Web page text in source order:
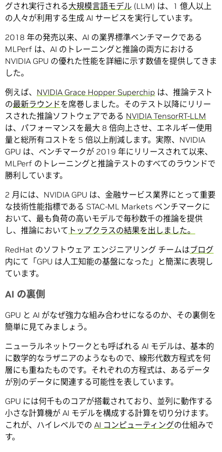
グされ実行される大規模言語モデル (LLM) は、1 億人以上
の人々が利用する生成 AI サービスを実行しています。
2018 年の発売以来、AI の業界標準ベンチマークである
MLPerf は、AI のトレーニングと推論の両方における
NVIDIA GPU の優れた性能を詳細に示す数値を提供してきま
した。
例えば、 NVIDIA Grace Hopper Superchip は、推論テスト
の最新ラウンドを席巻しました。そのテスト以降にリリー
スされた推論ソフトウェアである NVIDIA TensorRT-LLM
は、パフォーマンスを最大 8 倍向上させ、エネルギー使用
量と総所有コストを 5 倍以上削減します。実際、NVIDIA
GPU は、ベンチマークが 2019 年にリリースされて以来、
MLPerf のトレーニングと推論テストのすべてのラウンドで
勝利しています。
2 月には、NVIDIA GPU は、金融サービス業界にとって重要
な技術性能指標である STAC-ML Markets ベンチマークに
おいて、最も負荷の高いモデルで毎秒数千の推論を提供
し、推論において トップクラスの結果を出しました。
RedHat のソフトウェア エンジニアリング チームはブログ
内にて「GPU は人工知能の基盤になった」と簡潔に表現し
ています。
AI の裏側
GPU と AI がなぜ強力な組み合わせになるのか、その裏側を
簡単に見てみましょう。
ニューラルネットワークとも呼ばれる AI モデルは、基本的
に数学的なラザニアのようなもので、線形代数方程式を何
層にも重ねたものです。それぞれの方程式は、あるデータ
が別のデータに関連する可能性を表しています。
GPU には何千ものコアが搭載されており、並列に動作する
小さな計算機が AI モデルを構成する計算を切り分けます。
これが、ハイレベルでの AI コンピューティングの仕組みで
す。